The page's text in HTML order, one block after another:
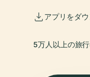
アプリをダ
5万人以上の旅